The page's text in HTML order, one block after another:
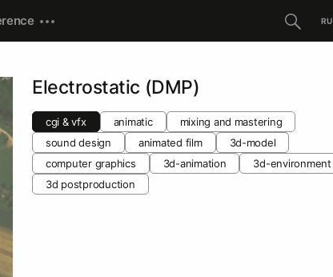
RU
Electrostatic (DMP)
cgi & vfx animatic
mixing and mastering
sound design
animated film
3d-model
computer graphics
3d-animation
3d-environment
3d postproduction